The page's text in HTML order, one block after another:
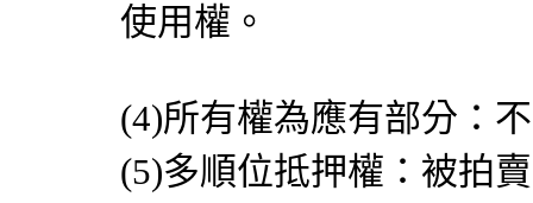
使用權。
(4)所有權為應有部分：
(5)多順位抵押權：被拍